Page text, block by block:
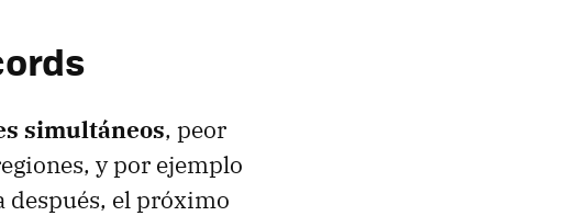
simultáneos, peor
y por ejemplo
después, el próximo